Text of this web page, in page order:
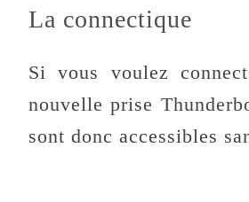
La connectique
Si vous voulez
nouvelle prise
sont donc accessibles